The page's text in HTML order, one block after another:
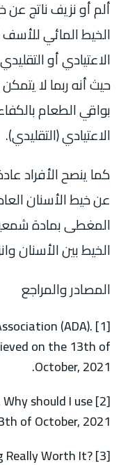
ألم أو نزيف ناتج
الخيط المائي للأسف
الاعتيادي أو
حيث أنه ربما لا
بواقي الطعام
الاعتيادي (التقليدي).
كما ينصح الأفراد
عن خيط الأسنان
المغطى بمادة
الخيط بين الأسنان
المصادر والمراجع
(ADA).
on the 13th of
October, 2021.
Why should I use
of October, 2021.
Really Worth It?